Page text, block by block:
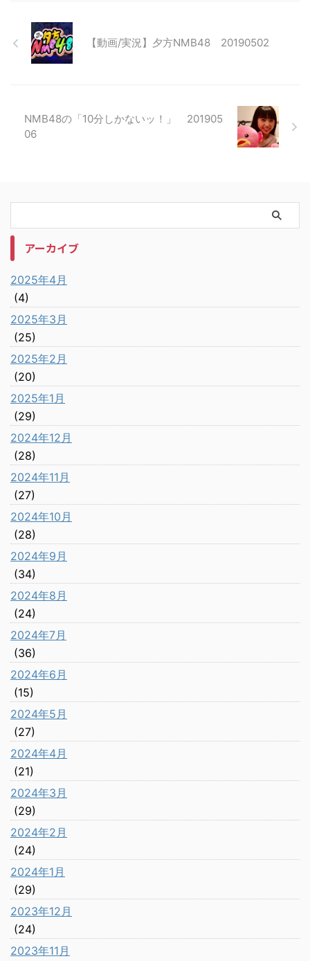
【動画/実況】夕方NMB48 20190502
NMB48の「10分しかないッ！」 201905
06
アーカイブ
2025年4月
(4)
2025年3月
(25)
2025年2月
(20)
2025年1月
(29)
2024年12月
(28)
2024年11月
(27)
2024年10月
(28)
2024年9月
(34)
2024年8月
(24)
2024年7月
(36)
2024年6月
(15)
2024年5月
(27)
2024年4月
(21)
2024年3月
(29)
2024年2月
(24)
2024年1月
(29)
2023年12月
(24)
2023年11月